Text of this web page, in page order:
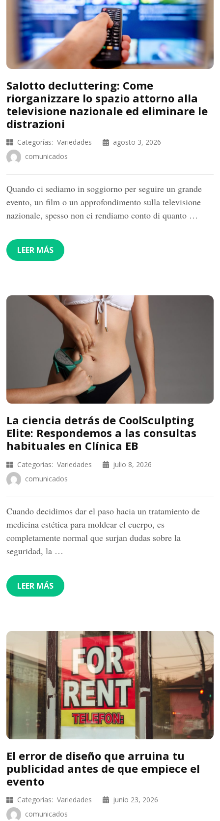
Salotto decluttering: Come
riorganizzare lo spazio attorno alla
televisione nazionale ed eliminare le
distrazioni
Categorías: Variedades
agosto 3, 2026
comunicados
Quando ci sediamo in soggiorno per seguire un grande
evento, un film o un approfondimento sulla televisione
nazionale, spesso non ci rendiamo conto di quanto …
LEER MÁS
La ciencia detrás de CoolSculpting
Elite: Respondemos a las consultas
habituales en Clínica EB
Categorías: Variedades
julio 8, 2026
comunicados
Cuando decidimos dar el paso hacia un tratamiento de
medicina estética para moldear el cuerpo, es
completamente normal que surjan dudas sobre la
seguridad, la …
LEER MÁS
El error de diseño que arruina tu
publicidad antes de que empiece el
evento
Categorías: Variedades
junio 23, 2026
comunicados